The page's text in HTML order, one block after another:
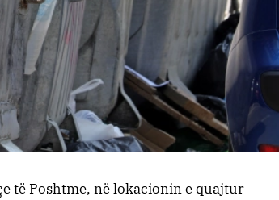
të Poshtme, në lokacionin e quajtur